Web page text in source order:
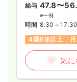
給与 47.8〜
※一例
時間 8:30～17:30
4週8休以上
気に